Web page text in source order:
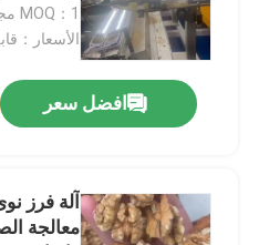
آلة فرز الدرجات
آلة فرز الفاكهة
الدقة
MOQ：1 مجموعة
الأسعار：
افضل سعر
آلة فرز